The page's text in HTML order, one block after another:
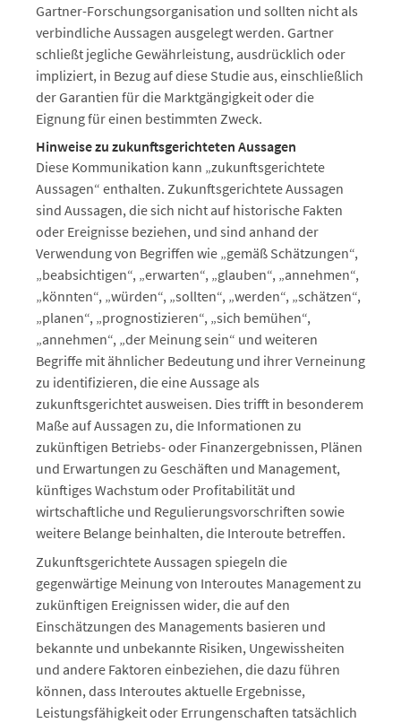
Gartner-Forschungsorganisation und sollten nicht als
verbindliche Aussagen ausgelegt werden. Gartner
schließt jegliche Gewährleistung, ausdrücklich oder
impliziert, in Bezug auf diese Studie aus, einschließlich
der Garantien für die Marktgängigkeit oder die
Eignung für einen bestimmten Zweck.
Hinweise zu zukunftsgerichteten Aussagen
Diese Kommunikation kann „zukunftsgerichtete
Aussagen“ enthalten. Zukunftsgerichtete Aussagen
sind Aussagen, die sich nicht auf historische Fakten
oder Ereignisse beziehen, und sind anhand der
Verwendung von Begriffen wie „gemäß Schätzungen“,
„beabsichtigen“, „erwarten“, „glauben“, „annehmen“,
„könnten“, „würden“, „sollten“, „werden“, „schätzen“,
„planen“, „prognostizieren“, „sich bemühen“,
„annehmen“, „der Meinung sein“ und weiteren
Begriffe mit ähnlicher Bedeutung und ihrer Verneinung
zu identifizieren, die eine Aussage als
zukunftsgerichtet ausweisen. Dies trifft in besonderem
Maße auf Aussagen zu, die Informationen zu
zukünftigen Betriebs- oder Finanzergebnissen, Plänen
und Erwartungen zu Geschäften und Management,
künftiges Wachstum oder Profitabilität und
wirtschaftliche und Regulierungsvorschriften sowie
weitere Belange beinhalten, die Interoute betreffen.
Zukunftsgerichtete Aussagen spiegeln die
gegenwärtige Meinung von Interoutes Management zu
zukünftigen Ereignissen wider, die auf den
Einschätzungen des Managements basieren und
bekannte und unbekannte Risiken, Ungewissheiten
und andere Faktoren einbeziehen, die dazu führen
können, dass Interoutes aktuelle Ergebnisse,
Leistungsfähigkeit oder Errungenschaften tatsächlich